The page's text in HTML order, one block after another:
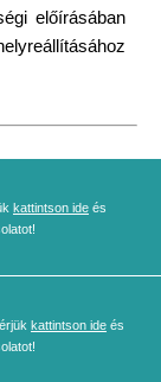
előírásában
kattintson ide és
kattintson ide és